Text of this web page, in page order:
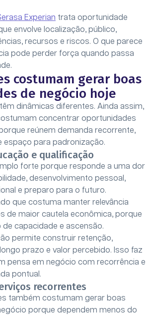
Experian trata oportunidade
envolve localização, público,
recursos e riscos. O que parece
pode perder força quando passa
costumam gerar boas
de negócio hoje
dinâmicas diferentes. Ainda assim,
concentrar oportunidades
reúnem demanda recorrente,
espaço para padronização.
e qualificação
forte porque responde a uma dor
desenvolvimento pessoal,
e preparo para o futuro.
que costuma manter relevância
de maior cautela econômica, porque
capacidade e ascensão.
permite construir retenção,
prazo e valor percebido. Isso faz
pensa em negócio com recorrência e
pontual.
recorrentes
também costumam gerar boas
porque dependem menos do